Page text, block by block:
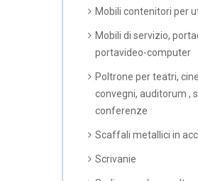
Mobili contenitori per
Mobili di servizio,
portavideo-computer
Poltrone per teatri,
convegni, auditorum ,
conferenze
Scaffali metallici in
Scrivanie